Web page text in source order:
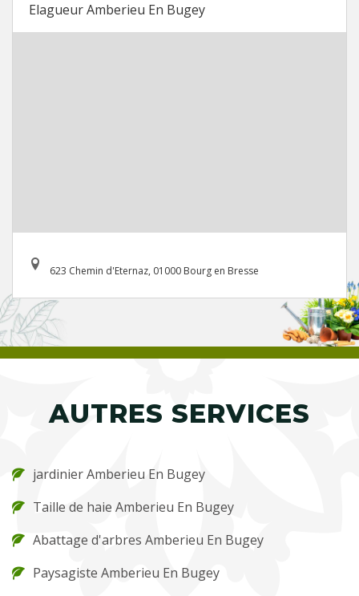
Elagueur Amberieu En Bugey
623 Chemin d'Eternaz, 01000 Bourg en Bresse
AUTRES SERVICES
jardinier Amberieu En Bugey
Taille de haie Amberieu En Bugey
Abattage d'arbres Amberieu En Bugey
Paysagiste Amberieu En Bugey